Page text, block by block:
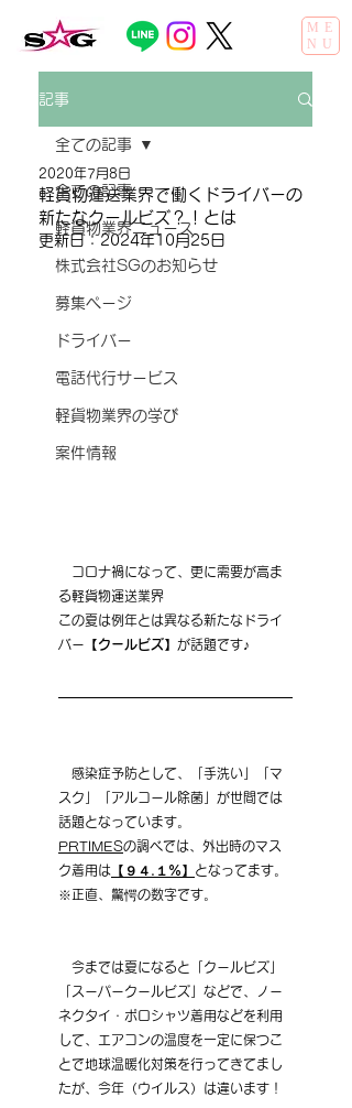
ME
NU
記事
全ての記事
軽貨物業界ニュース
株式会社SGのお知らせ
募集ページ
ドライバー
電話代行サービス
軽貨物業界の学び
案件情報
全ての記事
軽貨物運送業界で働くドライバーの
新たなクールビズ？！とは
2020年7月8日
更新日：2024年10月25日
コロナ禍になって、更に需要が高ま
る軽貨物運送業界
この夏は例年とは異なる新たなドライ
バー 【クールビズ】 が話題です♪
感染症予防として、「手洗い」「マ
スク」「アルコール除菌」が世間では
話題となっています。
PRTIMESの調べでは、外出時のマス
ク着用は 【９４.１％】 となってます。
※正直、驚愕の数字です。
今までは夏になると「クールビズ」
「スーパークールビズ」などで、ノー
ネクタイ・ポロシャツ着用などを利用
して、エアコンの温度を一定に保つこ
とで地球温暖化対策を行ってきてまし
たが、今年（ウイルス）は違います！